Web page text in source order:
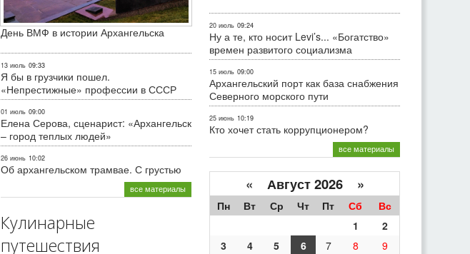
День ВМФ в истории Архангельска
13 июль 09:33
Я бы в грузчики пошел.
«Непрестижные» профессии в СССР
01 июль 09:00
Елена Серова, сценарист: «Архангельск
– город теплых людей»
26 июнь 10:02
Об архангельском трамвае. С грустью
все материалы
Кулинарные
путешествия
20 июль 09:24
Ну а те, кто носит Levi’s... «Богатство»
времен развитого социализма
15 июль 09:00
Архангельский порт как база снабжения
Северного морского пути
25 июнь 10:19
Кто хочет стать коррупционером?
все материалы
« Август 2026 »
Пн Вт Ср Чт Пт Сб
Вс
1
2
3
4 5 6 7 8
9